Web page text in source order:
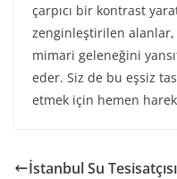
çarpıcı bir kontrast
zenginleştirilen alanlar,
mimari geleneğini
eder. Siz de bu eşsiz
etmek için hemen
İstanbul Su